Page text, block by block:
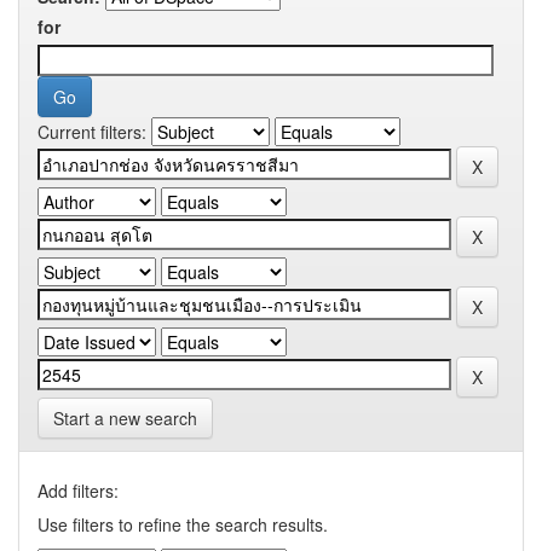
for
Current filters:
Start a new search
Add filters:
Use filters to refine the search results.